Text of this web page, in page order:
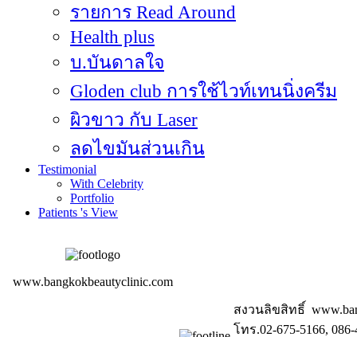
รายการ Read Around
Health plus
บ.บันดาลใจ
Gloden club การใช้ไวท์เทนนิ่งครีม
ผิวขาว กับ Laser
ลดไขมันส่วนเกิน
Testimonial
With Celebrity
Portfolio
Patients 's View
www.bangkokbeautyclinic.com
สงวนลิขสิทธิ์
โทร.02-675-5166,